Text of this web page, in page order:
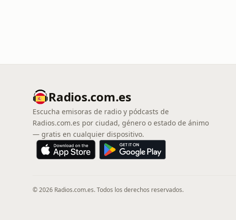
Radios.com.es
Escucha emisoras de radio y pódcasts de
Radios.com.es por ciudad, género o estado de ánimo
— gratis en cualquier dispositivo.
© 2026 Radios.com.es. Todos los derechos reservados.